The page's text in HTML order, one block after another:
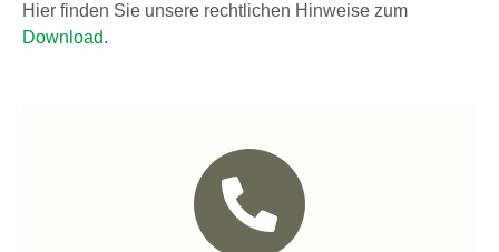
Hier finden Sie unsere rechtlichen Hinweise zum
Download.